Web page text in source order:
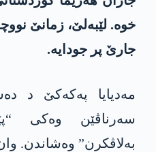
خوە. لێبەلێ، زمانێ
جارێ پر جودایە.
مەدیایا پەکەکێ د
سەرناڤێن وەکی
بەلاڤکرن” وەشاندن.